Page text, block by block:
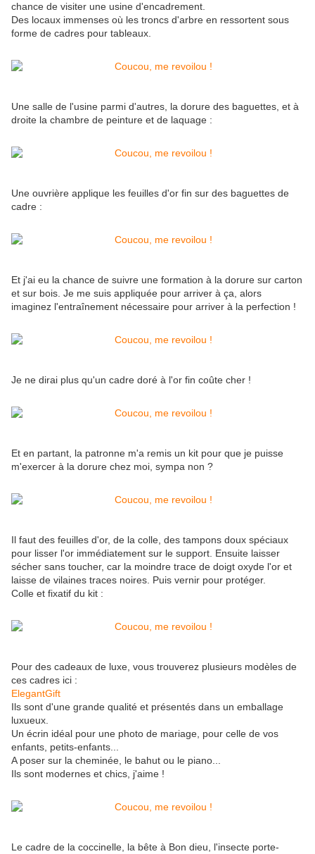
chance de visiter une usine d'encadrement.
Des locaux immenses où les troncs d'arbre en ressortent sous
forme de cadres pour tableaux.
Une salle de l'usine parmi d'autres, la dorure des baguettes, et à
droite la chambre de peinture et de laquage :
Une ouvrière applique les feuilles d'or fin sur des baguettes de
cadre :
Et j'ai eu la chance de suivre une formation à la dorure sur carton
et sur bois. Je me suis appliquée pour arriver à ça, alors
imaginez l'entraînement nécessaire pour arriver à la perfection !
Je ne dirai plus qu'un cadre doré à l'or fin coûte cher !
Et en partant, la patronne m'a remis un kit pour que je puisse
m'exercer à la dorure chez moi, sympa non ?
Il faut des feuilles d'or, de la colle, des tampons doux spéciaux
pour lisser l'or immédiatement sur le support. Ensuite laisser
sécher sans toucher, car la moindre trace de doigt oxyde l'or et
laisse de vilaines traces noires. Puis vernir pour protéger.
Colle et fixatif du kit :
Pour des cadeaux de luxe, vous trouverez plusieurs modèles de
ces cadres ici :
ElegantGift
Ils sont d'une grande qualité et présentés dans un emballage
luxueux.
Un écrin idéal pour une photo de mariage, pour celle de vos
enfants, petits-enfants...
A poser sur la cheminée, le bahut ou le piano...
Ils sont modernes et chics, j'aime !
Le cadre de la coccinelle, la bête à Bon dieu, l'insecte porte-